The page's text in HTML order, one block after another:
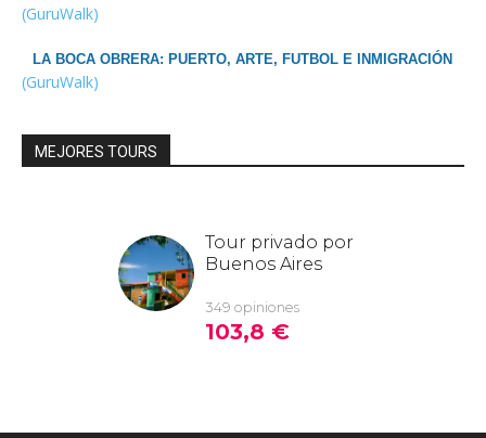
(GuruWalk)
LA BOCA OBRERA: PUERTO, ARTE, FUTBOL E INMIGRACIÓN
(GuruWalk)
MEJORES TOURS